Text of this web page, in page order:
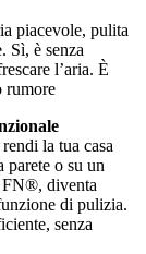
piacevole, pulita
Sì, è senza
l’aria. È
rumore
la tua casa
parete o su un
FN®, diventa
di pulizia.
senza